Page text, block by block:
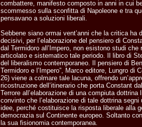
combattere, manifesto composto in anni in cui
scommesso sulla sconfitta di Napoleone e tra
pensavano a soluzioni liberali.
Sebbene siano ormai vent’anni che la critica ha
decisivi, per l’elaborazione del pensiero di
dal Termidoro all’Impero, non esistono studi
articolato e sistematico tale periodo. Il libro di
del liberalismo contemporaneo. Il pensiero di
Termidoro e l’Impero”, Marco editore, Lungro di
26) viene a colmare tale lacuna, offrendo
ricostruzione dell’itinerario che porta Constant
Terrore all’elaborazione di una compiuta
convinto che l’elaborazione di tale dottrina
idee, perché costituisce la risposta liberale alla
democrazia sul Continente europeo. Soltanto
la sua fisionomia contemporanea.